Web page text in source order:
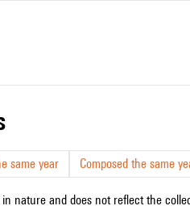
same year Composed the same
nature and does not reflect the